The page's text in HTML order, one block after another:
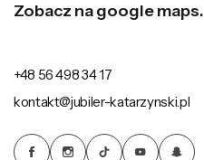
Zobacz na google maps.
+48 56 498 34 17
kontakt@jubiler-katarzynski.pl